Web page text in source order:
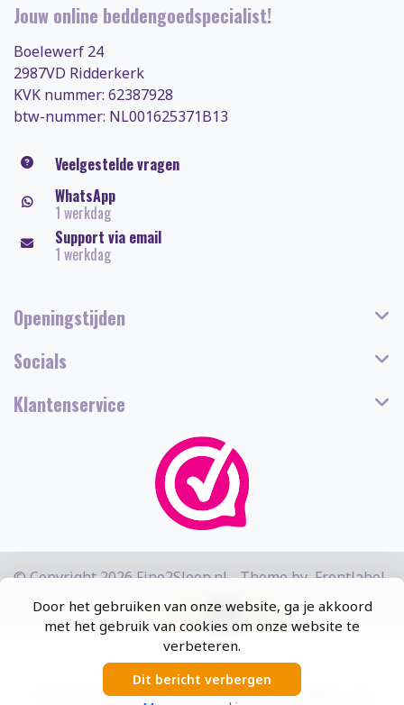
Door het gebruiken van onze website, ga je akkoord
met het gebruik van cookies om onze website te
verbeteren.
Dit bericht verbergen
Jouw online beddengoedspecialist!
Boelewerf 24
2987VD Ridderkerk
KVK nummer: 62387928
btw-nummer: NL001625371B13
Veelgestelde vragen
WhatsApp
1 werkdag
Support via email
1 werkdag
Openingstijden
Socials
Klantenservice
© Copyright 2026 Fine2Sleep.nl - Theme byFrontlabel
sterren op basis van13308beoordelingen.